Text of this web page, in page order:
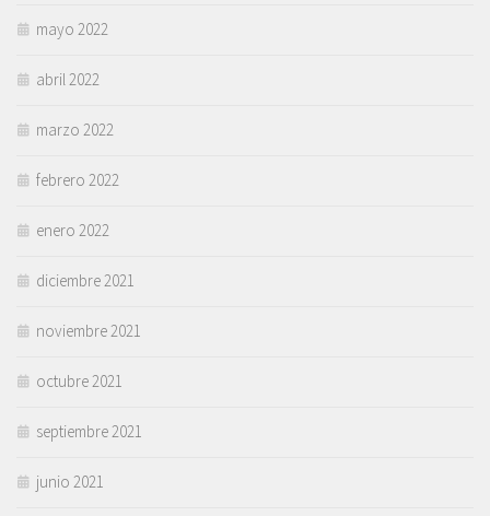
mayo 2022
abril 2022
marzo 2022
febrero 2022
enero 2022
diciembre 2021
noviembre 2021
octubre 2021
septiembre 2021
junio 2021